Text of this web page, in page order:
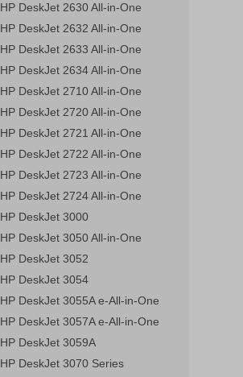
HP DeskJet 2630 All-in-One
HP DeskJet 2632 All-in-One
HP DeskJet 2633 All-in-One
HP DeskJet 2634 All-in-One
HP DeskJet 2710 All-in-One
HP DeskJet 2720 All-in-One
HP DeskJet 2721 All-in-One
HP DeskJet 2722 All-in-One
HP DeskJet 2723 All-in-One
HP DeskJet 2724 All-in-One
HP DeskJet 3000
HP DeskJet 3050 All-in-One
HP DeskJet 3052
HP DeskJet 3054
HP DeskJet 3055A e-All-in-One
HP DeskJet 3057A e-All-in-One
HP DeskJet 3059A
HP DeskJet 3070 Series